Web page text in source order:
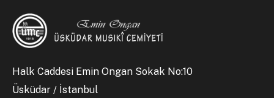
Halk Caddesi Emin Ongan Sokak No:10
Üsküdar / İstanbul